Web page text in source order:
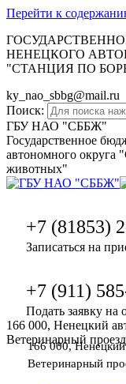
Перейти к
НЕНЕЦКОГО
"СТАНЦИЯ ПО
ky_nao_sbbg@mail.ru
Поиск:
ГБУ НАО "СББЖ"
Государственное
автономного округа
животных"
+7 (81853)
Записаться на
+7 (911)
Подать заявку на
166 000, Ненецкий
Ветеринарный
166 000,
Ветеринарный